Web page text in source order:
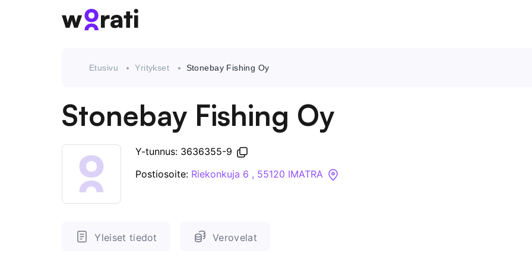
Etusivu Yritykset Stonebay Fishing Oy
Stonebay Fishing Oy
Y-tunnus: 3636355-9
Postiosoite: Riekonkuja 6 , 55120 IMATRA
Yleiset tiedot Verovelat